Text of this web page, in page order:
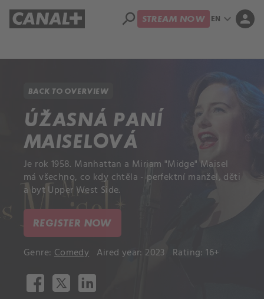
search STREAM NOW EN expand_more person
BACK TO OVERVIEW
ÚŽASNÁ PANÍ
MAISELOVÁ
Je rok 1958. Manhattan a Miriam "Midge" Maisel
má všechno, co kdy chtěla - perfektní manžel, děti
a byt Upper West Side.
REGISTER NOW
Genre: Comedy Aired year: 2023 Rating: 16+